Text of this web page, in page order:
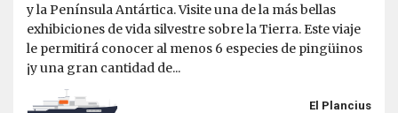
y la Península Antártica. Visite una de la más bellas
exhibiciones de vida silvestre sobre la Tierra. Este viaje
le permitirá conocer al menos 6 especies de pingüinos
¡y una gran cantidad de...
El Plancius